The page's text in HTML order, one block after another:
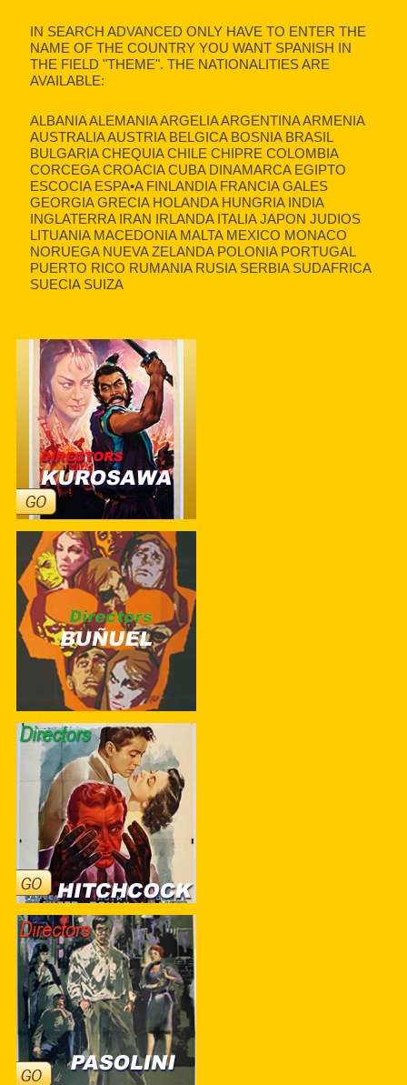
IN SEARCH ADVANCED ONLY HAVE TO ENTER THE
NAME OF THE COUNTRY YOU WANT SPANISH IN
THE FIELD "THEME". THE NATIONALITIES ARE
AVAILABLE:
ALBANIA ALEMANIA ARGELIA ARGENTINA ARMENIA
AUSTRALIA AUSTRIA BELGICA BOSNIA BRASIL
BULGARIA CHEQUIA CHILE CHIPRE COLOMBIA
CORCEGA CROACIA CUBA DINAMARCA EGIPTO
ESCOCIA ESPA•A FINLANDIA FRANCIA GALES
GEORGIA GRECIA HOLANDA HUNGRIA INDIA
INGLATERRA IRAN IRLANDA ITALIA JAPON JUDIOS
LITUANIA MACEDONIA MALTA MEXICO MONACO
NORUEGA NUEVA ZELANDA POLONIA PORTUGAL
PUERTO RICO RUMANIA RUSIA SERBIA SUDAFRICA
SUECIA SUIZA